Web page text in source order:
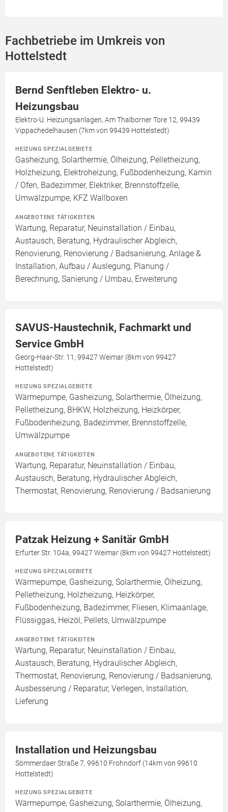
Fachbetriebe im Umkreis von
Hottelstedt
Bernd Senftleben Elektro- u.
Heizungsbau
Elektro-U. Heizungsanlagen, Am Thalborner Tore 12, 99439
Vippachedelhausen (7km von 99439 Hottelstedt)
HEIZUNG SPEZIALGEBIETE
Gasheizung, Solarthermie, Ölheizung, Pelletheizung,
Holzheizung, Elektroheizung, Fußbodenheizung, Kamin
/ Ofen, Badezimmer, Elektriker, Brennstoffzelle,
Umwälzpumpe, KFZ Wallboxen
ANGEBOTENE TÄTIGKEITEN
Wartung, Reparatur, Neuinstallation / Einbau,
Austausch, Beratung, Hydraulischer Abgleich,
Renovierung, Renovierung / Badsanierung, Anlage &
Installation, Aufbau / Auslegung, Planung /
Berechnung, Sanierung / Umbau, Erweiterung
SAVUS-Haustechnik, Fachmarkt und
Service GmbH
Georg-Haar-Str. 11, 99427 Weimar (8km von 99427
Hottelstedt)
HEIZUNG SPEZIALGEBIETE
Wärmepumpe, Gasheizung, Solarthermie, Ölheizung,
Pelletheizung, BHKW, Holzheizung, Heizkörper,
Fußbodenheizung, Badezimmer, Brennstoffzelle,
Umwälzpumpe
ANGEBOTENE TÄTIGKEITEN
Wartung, Reparatur, Neuinstallation / Einbau,
Austausch, Beratung, Hydraulischer Abgleich,
Thermostat, Renovierung, Renovierung / Badsanierung
Patzak Heizung + Sanitär GmbH
Erfurter Str. 104a, 99427 Weimar (8km von 99427 Hottelstedt)
HEIZUNG SPEZIALGEBIETE
Wärmepumpe, Gasheizung, Solarthermie, Ölheizung,
Pelletheizung, Holzheizung, Heizkörper,
Fußbodenheizung, Badezimmer, Fliesen, Klimaanlage,
Flüssiggas, Heizöl, Pellets, Umwälzpumpe
ANGEBOTENE TÄTIGKEITEN
Wartung, Reparatur, Neuinstallation / Einbau,
Austausch, Beratung, Hydraulischer Abgleich,
Thermostat, Renovierung, Renovierung / Badsanierung,
Ausbesserung / Reparatur, Verlegen, Installation,
Lieferung
Installation und Heizungsbau
Sömmerdaer Straße 7, 99610 Frohndorf (14km von 99610
Hottelstedt)
HEIZUNG SPEZIALGEBIETE
Wärmepumpe, Gasheizung, Solarthermie, Ölheizung,